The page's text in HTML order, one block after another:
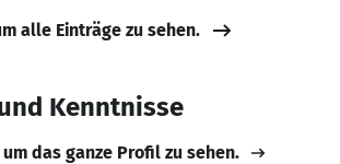
alle Einträge zu sehen.
Kenntnisse
das ganze Profil zu sehen.